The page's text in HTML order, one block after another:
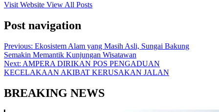
Visit Website View All Posts
Post navigation
Previous: Ekosistem Alam yang Masih Asli, Sungai Bakung
Semakin Memantik Kunjungan Wisatawan
Next: AMPERA DIRIKAN POS PENGADUAN
KECELAKAAN AKIBAT KERUSAKAN JALAN
BREAKING NEWS